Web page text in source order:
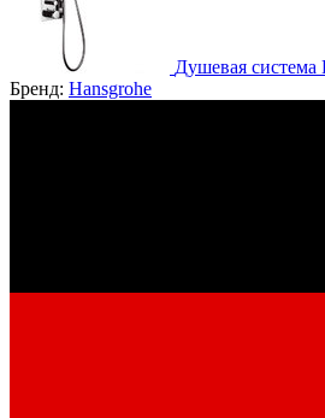
Душевая система
Бренд: Hansgrohe